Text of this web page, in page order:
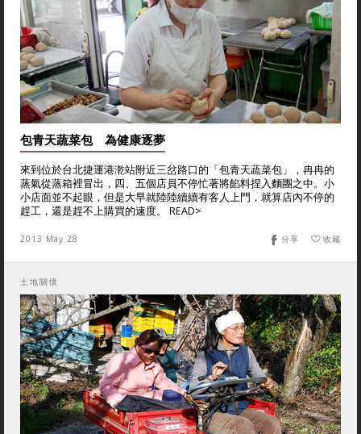
包青天蔬菜包 為健康逐夢
來到位於台北捷運港漧站附近三岔路口的「包青天蔬菜包」，冉冉的
蒸氣從蒸箱裡冒出，四、五個店員不停忙著將餡料捏入麵團之中。小
小店面並不起眼，但是大早就陸陸續續有客人上門，就算店內不停的
趕工，還是趕不上購買的速度。 READ>
2013 May 28 收藏
分享
土地關懷